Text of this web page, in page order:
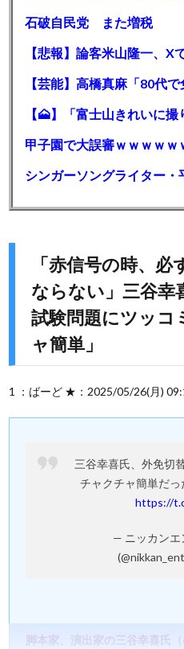
石破自民党 また増税
甲子園で大誤審ｗｗｗｗｗ
「赤信号の時、
ならない」三谷幸
試験問題にツッ
ャ簡単」
1 ：ばーど ★：2025/05/26(月)
三谷幸喜氏、外免切
チャクチャ簡単だ
https://
— ニッカンエ
脚本家、演出家の三谷幸喜氏